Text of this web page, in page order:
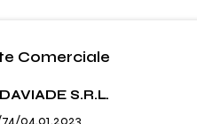
Comerciale
S.R.L.
04.01.2023